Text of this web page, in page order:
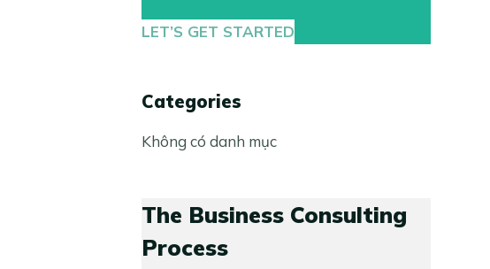
LET’S GET STARTED
Categories
Không có danh mục
The Business Consulting
Process